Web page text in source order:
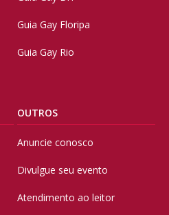
Guia Gay Floripa
Guia Gay Rio
OUTROS
Anuncie conosco
Divulgue seu evento
Atendimento ao leitor